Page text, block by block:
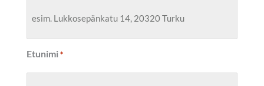
Etunimi *